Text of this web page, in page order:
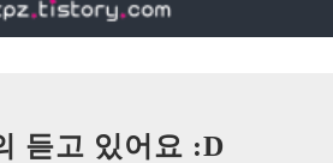
듣고 있어요 :D